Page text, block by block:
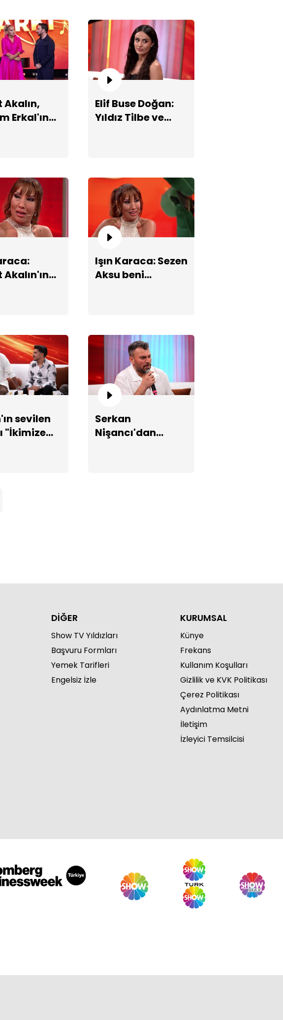
Yiğit Mahzuni 2. ismi 'Birkan'ın
hikayesini anlatıyor!
vasiyetini anlattı!
Alişan'ın Sinan Akçıl'la
çözemediği şarkı hikayesi!
Akalın,
Erkal'ın
Elif Buse Doğan:
Yıldız Tilbe ve
Işın Karaca: Sezen
Aksu beni
sevilen
"İkimize
Serkan
Nişancı'dan
DİĞER
Show TV Yıldızları
Başvuru Formları
Yemek Tarifleri
Engelsiz İzle
KURUMSAL
Künye
Frekans
Kullanım Koşulları
Gizlilik ve KVK Politikası
Çerez Politikası
Aydınlatma Metni
İletişim
İzleyici Temsilcisi